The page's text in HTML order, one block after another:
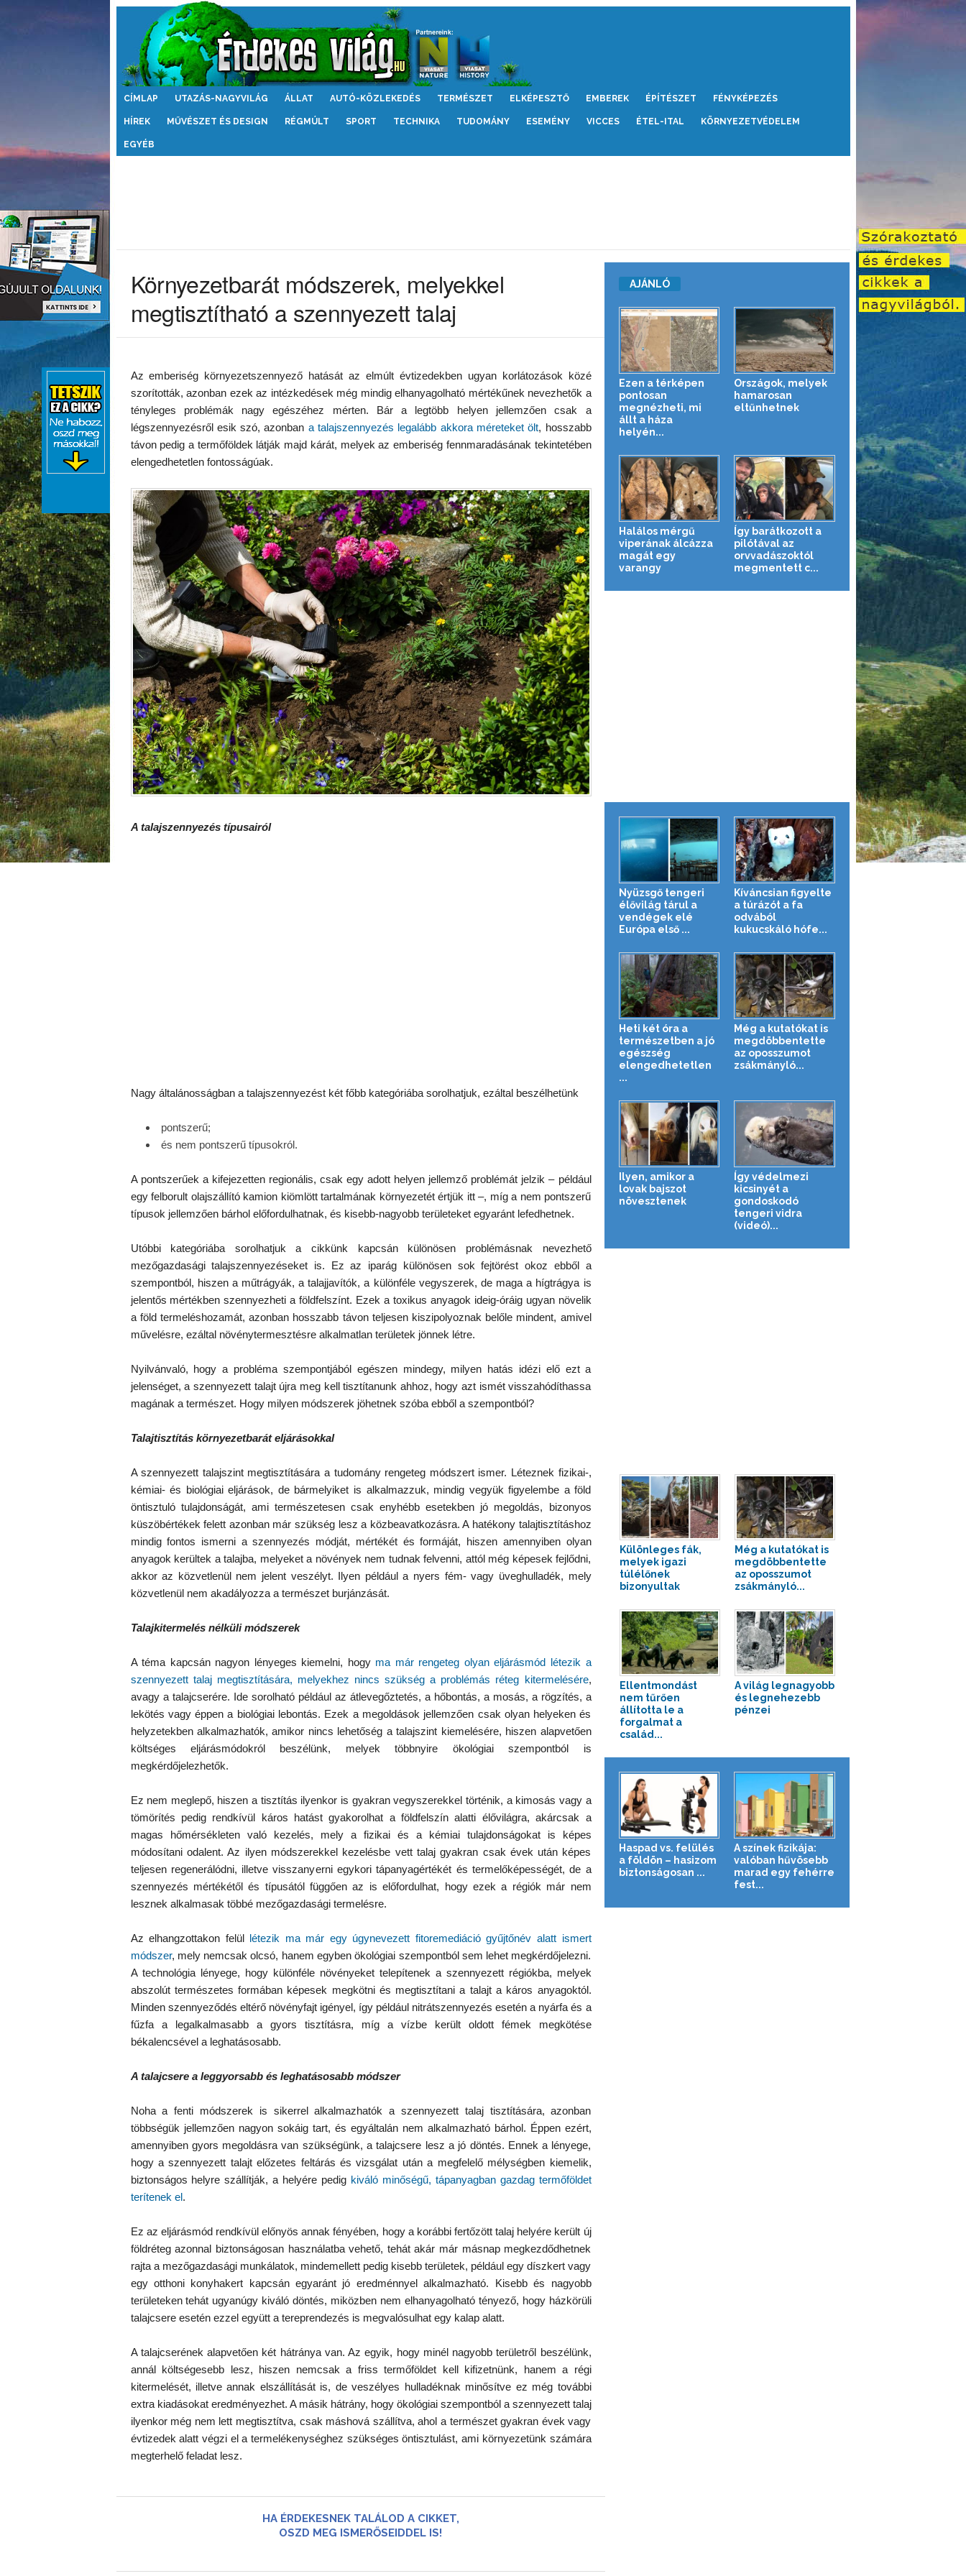
Érdekes
CÍMLAP UTAZÁS-NAGYVILÁG ÁLLAT AUTÓ-KÖZLEKEDÉS TERMÉSZET ELKÉPESZTŐ EMBEREK ÉPÍTÉSZET FÉNYKÉPEZÉS
HÍREK MŰVÉSZET ÉS DESIGN RÉGMÚLT SPORT TECHNIKA TUDOMÁNY ESEMÉNY VICCES ÉTEL-ITAL KÖRNYEZETVÉDELEM
EGYÉB
Környezetbarát módszerek, melyekkel
megtisztítható a szennyezett talaj
Az emberiség környezetszennyező hatását az elmúlt évtizedekben ugyan korlátozások közé
szorították, azonban ezek az intézkedések még mindig elhanyagolható mértékűnek nevezhetők a
tényleges problémák nagy egészéhez mérten. Bár a legtöbb helyen jellemzően csak a
légszennyezésről esik szó, azonban a talajszennyezés legalább akkora méreteket ölt, hosszabb
távon pedig a termőföldek látják majd kárát, melyek az emberiség fennmaradásának tekintetében
elengedhetetlen fontosságúak.
A talajszennyezés típusairól
Nagy általánosságban a talajszennyezést két főbb kategóriába sorolhatjuk, ezáltal beszélhetünk
pontszerű;
és nem pontszerű típusokról.
A pontszerűek a kifejezetten regionális, csak egy adott helyen jellemző problémát jelzik – például
egy felborult olajszállító kamion kiömlött tartalmának környezetét értjük itt –, míg a nem pontszerű
típusok jellemzően bárhol előfordulhatnak, és kisebb-nagyobb területeket egyaránt lefedhetnek.
Utóbbi kategóriába sorolhatjuk a cikkünk kapcsán különösen problémásnak nevezhető
mezőgazdasági talajszennyezéseket is. Ez az iparág különösen sok fejtörést okoz ebből a
szempontból, hiszen a műtrágyák, a talajjavítók, a különféle vegyszerek, de maga a hígtrágya is
jelentős mértékben szennyezheti a földfelszínt. Ezek a toxikus anyagok ideig-óráig ugyan növelik
a föld termeléshozamát, azonban hosszabb távon teljesen kiszipolyoznak belőle mindent, amivel
művelésre, ezáltal növénytermesztésre alkalmatlan területek jönnek létre.
Nyilvánvaló, hogy a probléma szempontjából egészen mindegy, milyen hatás idézi elő ezt a
jelenséget, a szennyezett talajt újra meg kell tisztítanunk ahhoz, hogy azt ismét visszahódíthassa
magának a természet. Hogy milyen módszerek jöhetnek szóba ebből a szempontból?
Talajtisztítás környezetbarát eljárásokkal
A szennyezett talajszint megtisztítására a tudomány rengeteg módszert ismer. Léteznek fizikai-,
kémiai- és biológiai eljárások, de bármelyiket is alkalmazzuk, mindig vegyük figyelembe a föld
öntisztuló tulajdonságát, ami természetesen csak enyhébb esetekben jó megoldás, bizonyos
küszöbértékek felett azonban már szükség lesz a közbeavatkozásra. A hatékony talajtisztításhoz
mindig fontos ismerni a szennyezés módját, mértékét és formáját, hiszen amennyiben olyan
anyagok kerültek a talajba, melyeket a növények nem tudnak felvenni, attól még képesek fejlődni,
akkor az közvetlenül nem jelent veszélyt. Ilyen például a nyers fém- vagy üveghulladék, mely
közvetlenül nem akadályozza a természet burjánzását.
Talajkitermelés nélküli módszerek
A téma kapcsán nagyon lényeges kiemelni, hogy ma már rengeteg olyan eljárásmód létezik a
szennyezett talaj megtisztítására, melyekhez nincs szükség a problémás réteg kitermelésére,
avagy a talajcserére. Ide sorolható például az átlevegőztetés, a hőbontás, a mosás, a rögzítés, a
lekötés vagy éppen a biológiai lebontás. Ezek a megoldások jellemzően csak olyan helyeken és
helyzetekben alkalmazhatók, amikor nincs lehetőség a talajszint kiemelésére, hiszen alapvetően
költséges eljárásmódokról beszélünk, melyek többnyire ökológiai szempontból is
megkérdőjelezhetők.
Ez nem meglepő, hiszen a tisztítás ilyenkor is gyakran vegyszerekkel történik, a kimosás vagy a
tömörítés pedig rendkívül káros hatást gyakorolhat a földfelszín alatti élővilágra, akárcsak a
magas hőmérsékleten való kezelés, mely a fizikai és a kémiai tulajdonságokat is képes
módosítani odalent. Az ilyen módszerekkel kezelésbe vett talaj gyakran csak évek után képes
teljesen regenerálódni, illetve visszanyerni egykori tápanyagértékét és termelőképességét, de a
szennyezés mértékétől és típusától függően az is előfordulhat, hogy ezek a régiók már nem
lesznek alkalmasak többé mezőgazdasági termelésre.
Az elhangzottakon felül létezik ma már egy úgynevezett fitoremediáció gyűjtőnév alatt ismert
módszer, mely nemcsak olcsó, hanem egyben ökológiai szempontból sem lehet megkérdőjelezni.
A technológia lényege, hogy különféle növényeket telepítenek a szennyezett régiókba, melyek
abszolút természetes formában képesek megkötni és megtisztítani a talajt a káros anyagoktól.
Minden szennyeződés eltérő növényfajt igényel, így például nitrátszennyezés esetén a nyárfa és a
fűzfa a legalkalmasabb a gyors tisztításra, míg a vízbe került oldott fémek megkötése
békalencsével a leghatásosabb.
A talajcsere a leggyorsabb és leghatásosabb módszer
Noha a fenti módszerek is sikerrel alkalmazhatók a szennyezett talaj tisztítására, azonban
többségük jellemzően nagyon sokáig tart, és egyáltalán nem alkalmazható bárhol. Éppen ezért,
amennyiben gyors megoldásra van szükségünk, a talajcsere lesz a jó döntés. Ennek a lényege,
hogy a szennyezett talajt előzetes feltárás és vizsgálat után a megfelelő mélységben kiemelik,
biztonságos helyre szállítják, a helyére pedig kiváló minőségű, tápanyagban gazdag termőföldet
terítenek el.
Ez az eljárásmód rendkívül előnyös annak fényében, hogy a korábbi fertőzött talaj helyére került új
földréteg azonnal biztonságosan használatba vehető, tehát akár már másnap megkezdődhetnek
rajta a mezőgazdasági munkálatok, mindemellett pedig kisebb területek, például egy díszkert vagy
egy otthoni konyhakert kapcsán egyaránt jó eredménnyel alkalmazható. Kisebb és nagyobb
területeken tehát ugyanúgy kiváló döntés, miközben nem elhanyagolható tényező, hogy házkörüli
talajcsere esetén ezzel együtt a tereprendezés is megvalósulhat egy kalap alatt.
A talajcserének alapvetően két hátránya van. Az egyik, hogy minél nagyobb területről beszélünk,
annál költségesebb lesz, hiszen nemcsak a friss termőföldet kell kifizetnünk, hanem a régi
kitermelését, illetve annak elszállítását is, de veszélyes hulladéknak minősítve ez még további
extra kiadásokat eredményezhet. A másik hátrány, hogy ökológiai szempontból a szennyezett talaj
ilyenkor még nem lett megtisztítva, csak máshová szállítva, ahol a természet gyakran évek vagy
évtizedek alatt végzi el a termelékenységhez szükséges öntisztulást, ami környezetünk számára
megterhelő feladat lesz.
HA ÉRDEKESNEK TALÁLOD A CIKKET,
OSZD MEG ISMERŐSEIDDEL IS!
AJÁNLÓ
Ezen a térképen
pontosan
megnézheti, mi
állt a háza
helyén...
Országok, melyek
hamarosan
eltűnhetnek
Halálos mérgű
viperának álcázza
magát egy
varangy
Így barátkozott a
pilótával az
orvvadászoktól
megmentett c...
Nyüzsgő tengeri
élővilág tárul a
vendégek elé
Európa első ...
Kíváncsian figyelte
a túrázót a fa
odvából
kukucskáló hófe...
Heti két óra a
természetben a jó
egészség
elengedhetetlen
...
Még a kutatókat is
megdöbbentette
az oposszumot
zsákmányló...
Ilyen, amikor a
lovak bajszot
növesztenek
Így védelmezi
kicsinyét a
gondoskodó
tengeri vidra
(videó)...
Különleges fák,
melyek igazi
túlélőnek
bizonyultak
Még a kutatókat is
megdöbbentette
az oposszumot
zsákmányló...
Ellentmondást
nem tűrően
állította le a
forgalmat a
család...
A világ legnagyobb
és legnehezebb
pénzei
Haspad vs. felülés
a földön – hasizom
biztonságosan ...
A színek fizikája:
valóban hűvösebb
marad egy fehérre
fest...